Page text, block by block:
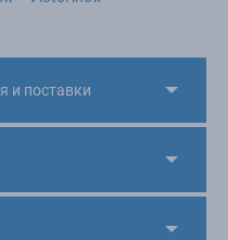
и поставки